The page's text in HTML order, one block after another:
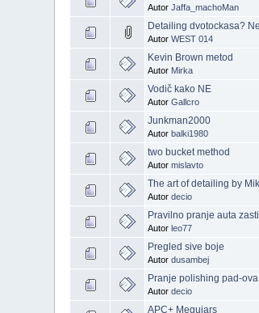
AutorJaffa_machoMan
Detailing dvotockasa?
AutorWEST 014
Kevin Brown metod
Autor Mirka
Vodič kako NE
AutorGallcro
Junkman2000
Autorbalki1980
two bucket method
Autormislavto
The art of detailing by
Autordecio
Pravilno pranje auta
Autorleo77
Pregled sive boje
Autordusambej
Pranje polishing pad-ova
Autordecio
APC+ Meguiars